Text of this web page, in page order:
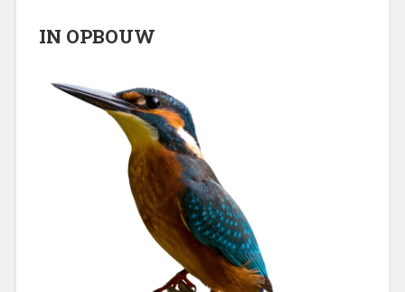
IN OPBOUW